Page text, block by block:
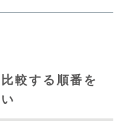
較する順番を